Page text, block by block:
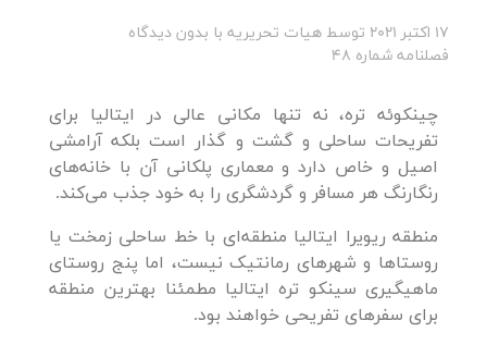
17 اکتبر 2021 توسط هیات تحریریه با بدون دیدگاه
فصلنامه شماره 48
چینکوئه تره، نه تنها مکانی عالی در ایتالیا برای
تفریحات ساحلی و گشت و گذار است بلکه آرامشی
اصیل و خاص دارد و معماری پلکانی آن با خانه‌های
رنگارنگ هر مسافر و گردشگری را به خود جذب می‌کند.
منطقه ریویرا ایتالیا منطقه‌ای با خط ساحلی زمخت یا
روستاها و شهرهای رمانتیک نیست، اما پنج روستای
ماهیگیری سینکو تره ایتالیا مطمئنا بهترین منطقه
برای سفرهای تفریحی خواهند بود.